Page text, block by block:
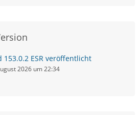
ESR veröffentlicht
2026 um 22:34